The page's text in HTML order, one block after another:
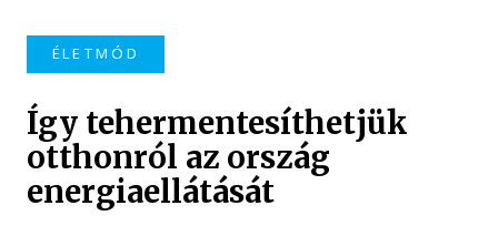
ÉLETMÓD
Így tehermentesíthetjük
otthonról az ország
energiaellátását